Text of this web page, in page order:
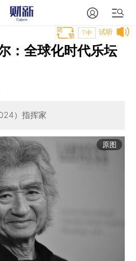
试听
T中
：全球化时代乐坛
）指挥家
原图